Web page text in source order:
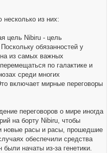
из них:
цель Nibiru - цель
обязанностей у
из самых важных
по галактике и
среди многих
включает мирные переговоры
переговоров о мире иногда
на борту Nibiru, чтобы
новые расы и расы, прошедшие
обеспечили средства
были начаты из-за генетики.